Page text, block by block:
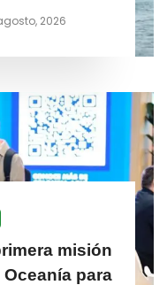
2026
misión
para